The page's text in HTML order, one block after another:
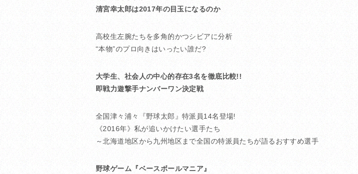
清宮幸太郎は2017年の目玉になるのか
高校生左腕たちを多角的かつシビアに分析
“本物”のプロ向きはいったい誰だ?
大学生、社会人の中心的存在3名を徹底比較!!
即戦力遊撃手ナンバーワン決定戦
全国津々浦々『野球太郎』特派員14名登場!
《2016年》私が追いかけたい選手たち
～北海道地区から九州地区まで全国の特派員たちが語るおすすめ選手
野球ゲーム『ベースボールマニア』